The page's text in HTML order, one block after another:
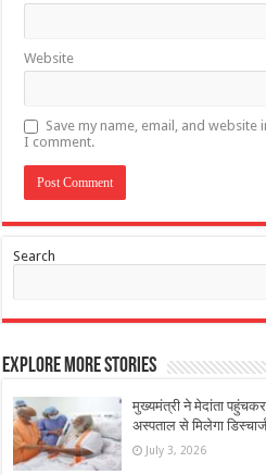
Website
Save my name, email, and
I comment.
Search
Explore More Stories
मुख्यमंत्री ने मेदांता
अस्पताल से मिलेगा
July 3, 2026